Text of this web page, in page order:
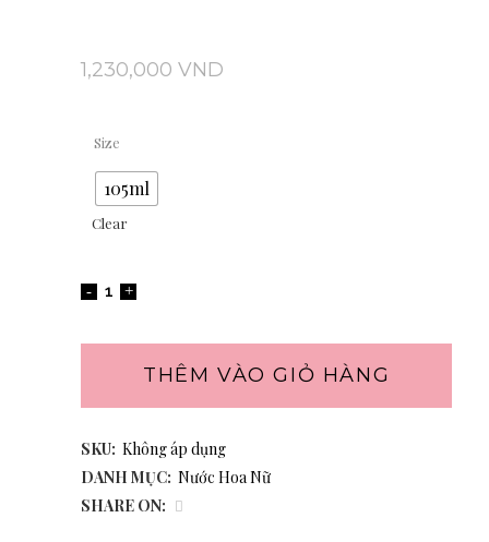
1,230,000 VND
Size
105ml
Clear
THÊM VÀO GIỎ HÀNG
SKU: Không áp dụng
DANH MỤC: Nước Hoa Nữ
SHARE ON: